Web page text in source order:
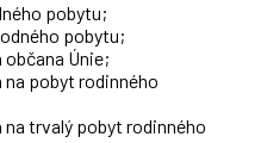
pobytu;
pobytu;
Únie;
pobyt rodinného
trvalý pobyt rodinného